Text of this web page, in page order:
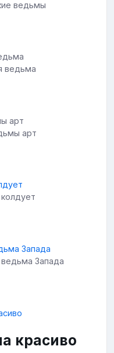
ведьмы
ведьма
арт
Запада
красиво